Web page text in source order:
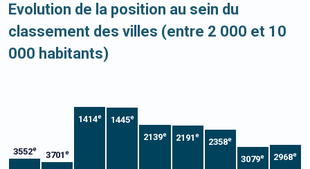
Evolution de la position au sein du
classement des villes (entre 2 000 et 10
000 habitants)
3552e
3701 e
1414e 1445e
2139e 2191e
2358e
3079e 2968e